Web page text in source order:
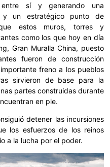
entre sí y generando una
y un estratégico punto de
estos muros, torres y
como los que hoy en día
Gran Muralla China, puesto
fueron de construcción
freno a los pueblos
sirvieron de base para la
partes construidas durante
en pie.
detener las incursiones
los esfuerzos de los reinos
a la lucha por el poder.